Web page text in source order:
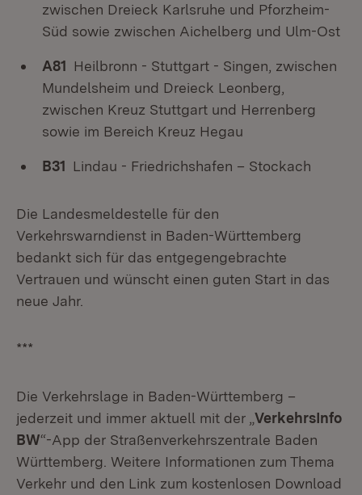
zwischen Dreieck Karlsruhe und Pforzheim-
Süd sowie zwischen Aichelberg und Ulm-Ost
A81 Heilbronn - Stuttgart - Singen, zwischen
Mundelsheim und Dreieck Leonberg,
zwischen Kreuz Stuttgart und Herrenberg
sowie im Bereich Kreuz Hegau
B31 Lindau - Friedrichshafen – Stockach
Die Landesmeldestelle für den
Verkehrswarndienst in Baden-Württemberg
bedankt sich für das entgegengebrachte
Vertrauen und wünscht einen guten Start in das
neue Jahr.
***
Die Verkehrslage in Baden-Württemberg –
jederzeit und immer aktuell mit der „ VerkehrsInfo
BW“-App der Straßenverkehrszentrale Baden
Württemberg. Weitere Informationen zum Thema
Verkehr und den Link zum kostenlosen Download